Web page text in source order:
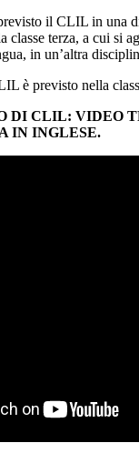
il CLIL in una
classe terza, a cui si
in un’altra
è previsto nella
DI CLIL: VIDEO
IN INGLESE.